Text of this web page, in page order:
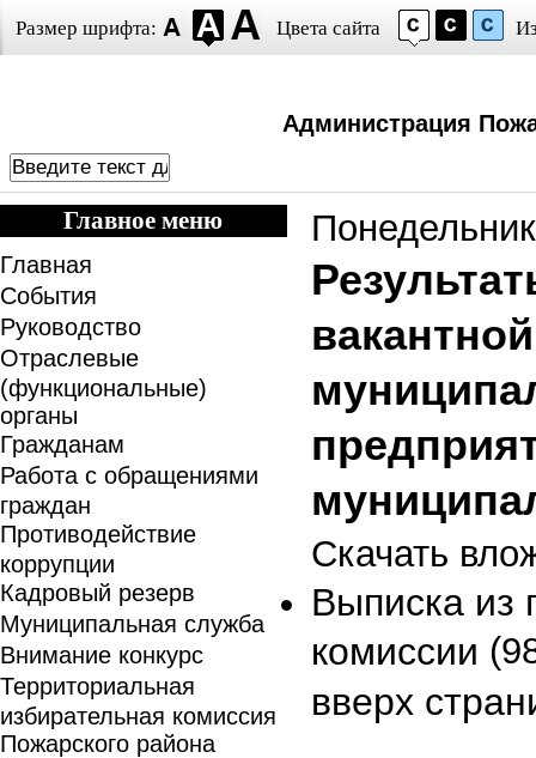
Размер шрифта: Цвета сайта
Администрация
Главное меню
Главная
События
Руководство
Отраслевые
(функциональные)
органы
Гражданам
Работа с обращениями
граждан
Противодействие
коррупции
Кадровый резерв
Муниципальная служба
Внимание конкурс
Территориальная
избирательная комиссия
Пожарского района
Скачать
Выписка из
комиссии
вверх